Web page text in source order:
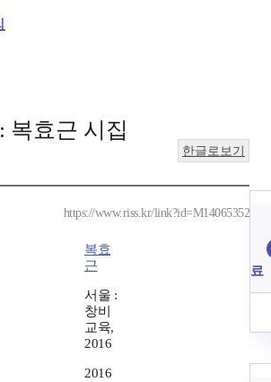
복효근 시집
한글로보기
https://www.riss.kr/link?id=M14065352
복효
근
서울 :
창비
교육,
2016
2016
료